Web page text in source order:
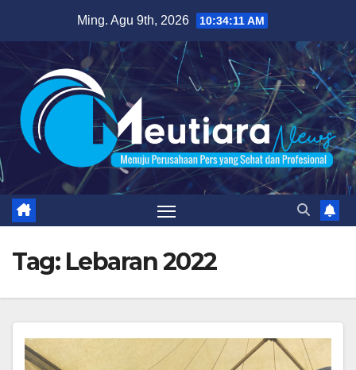
content
Ming. Agu 9th, 2026 10:34:12 AM
Tag: Lebaran 2022